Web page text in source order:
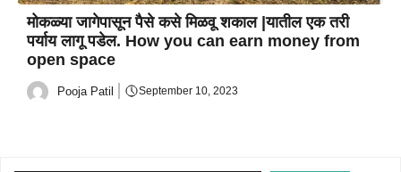
मोकळ्या जागेपासून पैसे कसे मिळवू शकाल |यातील एक तरी
पर्याय लागू पडेल. How you can earn money from
open space
Pooja Patil September 10, 2023